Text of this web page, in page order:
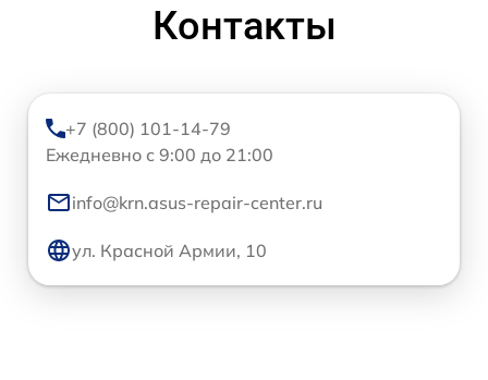
Контакты
+7 (800) 101-14-79
Ежедневно с 9:00 до 21:00
info@krn.asus-repair-center.ru
ул. Красной Армии, 10